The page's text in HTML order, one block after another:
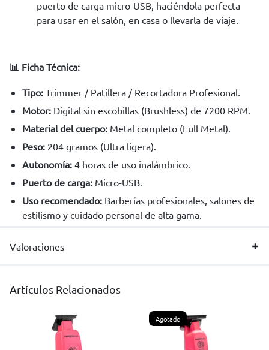
puerto de carga micro-USB, haciéndola perfecta
para usar en el salón, en casa o llevarla de viaje.
📊 Ficha Técnica:
Tipo:Trimmer / Patillera / Recortadora Profesional.
Motor:Digital sin escobillas (Brushless) de 7200 RPM.
Material del cuerpo:Metal completo (Full Metal).
Peso:204 gramos (Ultra ligera).
Autonomía:4 horas de uso inalámbrico.
Puerto de carga:Micro-USB.
Uso recomendado:Barberías profesionales, salones de
estilismo y cuidado personal de alta gama.
Valoraciones
Artículos Relacionados
Agotado